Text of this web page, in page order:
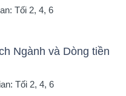
Tối 2, 4, 6
Ngành và Dòng tiền
Tối 2, 4, 6